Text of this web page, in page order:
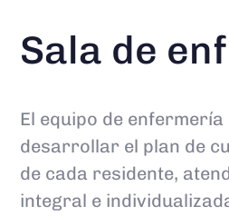
Sala de
El equipo de
desarrollar el plan de
de cada residente,
integral e